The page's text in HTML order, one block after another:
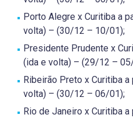
Porto Alegre x Curitiba a
volta) – (30/12 – 10/01);
Presidente Prudente x
(ida e volta) – (29/12 –
Ribeirão Preto x Curitiba a
volta) – (30/12 – 06/01);
Rio de Janeiro x Curitiba a